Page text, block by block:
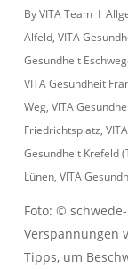
ByVITA Team
Alfeld, VITA
Gesundheit
VITA Gesundheit
Weg, VITA
Friedrichtsplatz,
Gesundheit Krefeld
Lünen, VITA
Foto: ©
Verspannungen
Tipps, um